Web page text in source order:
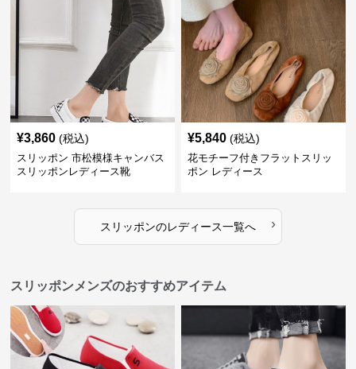
¥3,860 (税込)
スリッポン 市松模様キャンバス
スリッポンレディース靴
¥5,840 (税込)
花モチーフ付きフラットスリッ
ポン レディース
スリッポンのレディース一覧へ ›
スリッポンメンズのおすすめアイテム